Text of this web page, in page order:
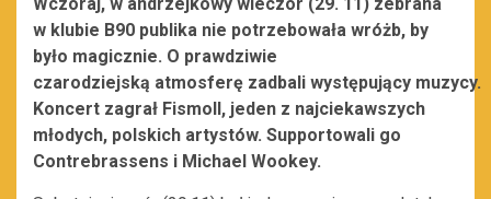
Wczoraj, w andrzejkowy wieczór (29. 11) zebrana
w klubie B90 publika nie potrzebowała wróżb, by
było magicznie. O prawdziwie
czarodziejską atmosferę zadbali występujący muzycy.
Koncert zagrał Fismoll, jeden z najciekawszych
młodych, polskich artystów. Supportowali go
Contrebrassens i Michael Wookey.